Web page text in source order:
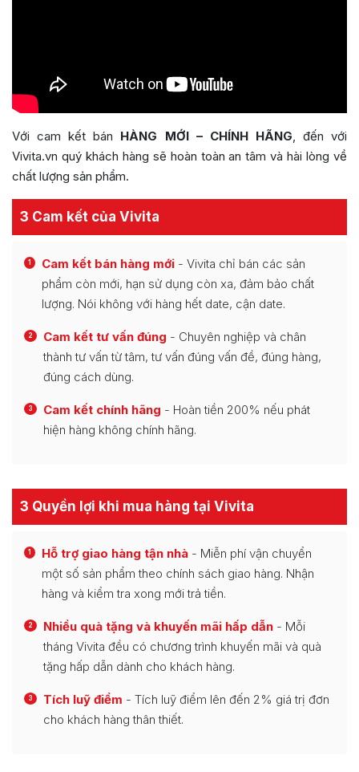
Với cam kết bán HÀNG MỚI – CHÍNH HÃNG , đến với
Vivita.vn quý khách hàng sẽ hoàn toàn an tâm và hài lòng về
chất lượng sản phẩm.
3 Cam kết của Vivita
1 Cam kết bán hàng mới - Vivita chỉ bán các sản
phẩm còn mới, hạn sử dụng còn xa, đảm bảo chất
lượng. Nói không với hàng hết date, cận date.
2 Cam kết tư vấn đúng - Chuyên nghiệp và chân
thành tư vấn từ tâm, tư vấn đúng vấn đề, đúng hàng,
đúng cách dùng.
3 Cam kết chính hãng - Hoàn tiền 200% nếu phát
hiện hàng không chính hãng.
3 Quyền lợi khi mua hàng tại Vivita
1 Hỗ trợ giao hàng tận nhà - Miễn phí vận chuyển
một số sản phẩm theo chính sách giao hàng. Nhận
hàng và kiểm tra xong mới trả tiền.
2 Nhiều quà tặng và khuyến mãi hấp dẫn - Mỗi
tháng Vivita đều có chương trình khuyến mãi và quà
tặng hấp dẫn dành cho khách hàng.
3 Tích luỹ điểm - Tích luỹ điểm lên đến 2% giá trị đơn
cho khách hàng thân thiết.